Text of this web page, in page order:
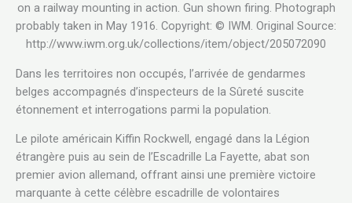
on a railway mounting in action. Gun shown firing. Photograph
probably taken in May 1916. Copyright: © IWM. Original Source:
http://www.iwm.org.uk/collections/item/object/205072090
Dans les territoires non occupés, l’arrivée de gendarmes
belges accompagnés d’inspecteurs de la Sûreté suscite
étonnement et interrogations parmi la population.
Le pilote américain Kiffin Rockwell, engagé dans la Légion
étrangère puis au sein de l’Escadrille La Fayette, abat son
premier avion allemand, offrant ainsi une première victoire
marquante à cette célèbre escadrille de volontaires